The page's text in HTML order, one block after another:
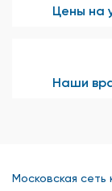
Цены на
Наши
Московская